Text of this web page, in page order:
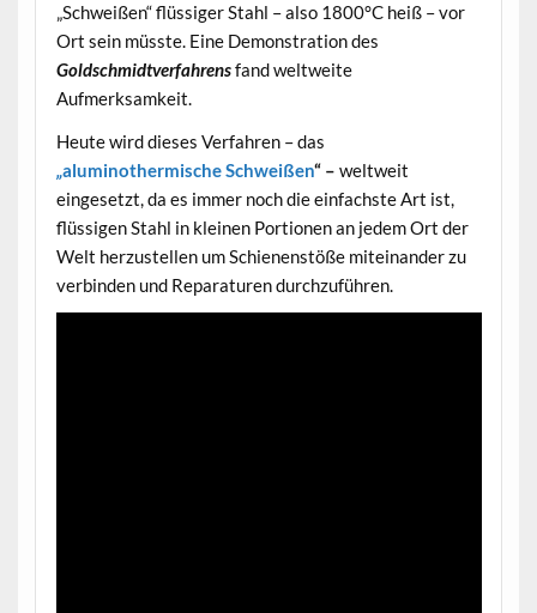
„Schweißen“ flüssiger Stahl – also 1800°C heiß – vor
Ort sein müsste. Eine Demonstration des
Goldschmidtverfahrensfand weltweite
Aufmerksamkeit.
Heute wird dieses Verfahren – das
„aluminothermische Schweißen“ – weltweit
eingesetzt, da es immer noch die einfachste Art ist,
flüssigen Stahl in kleinen Portionen an jedem Ort der
Welt herzustellen um Schienenstöße miteinander zu
verbinden und Reparaturen durchzuführen.